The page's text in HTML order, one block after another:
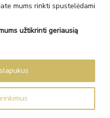
mums rinkti spustelėdami
užtikrinti geriausią
ir Privatumo politika.